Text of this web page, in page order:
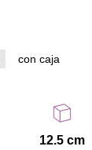
con caja
12.5 cm